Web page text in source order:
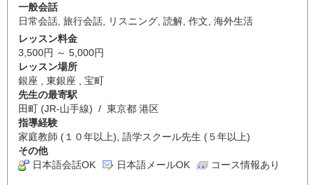
一般会話
日常会話 旅行会話 リスニング 読解 作文 海外生活
レッスン料金
3,500円 ～ 5,000円
レッスン場所
銀座 , 東銀座 , 宝町
先生の最寄駅
田町 (JR-山手線) / 東京都 港区
指導経験
家庭教師 (１０年以上), 語学スクール先生 (５年以上)
その他
日本語会話OK
日本語メールOK コース情報あり